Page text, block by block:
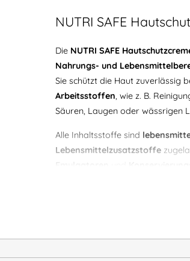
NUTRI SAFE
Die NUTRI SAFE
Nahrungs- und
Sie schützt die Haut zuverlässig
Arbeitsstoffen, wie z. B.
Säuren, Laugen oder wässrigen
Alle Inhaltsstoffe sind
Lebensmittelzusatzstoffe